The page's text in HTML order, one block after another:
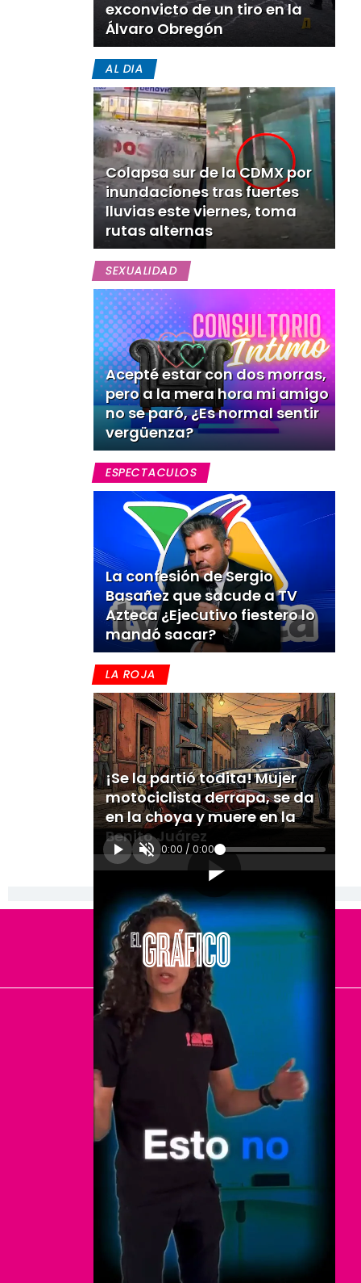
exconvicto de un tiro en la
Álvaro Obregón
AL DIA
Colapsa sur de la CDMX por
inundaciones tras fuertes
lluvias este viernes, toma
rutas alternas
SEXUALIDAD
Acepté estar con dos morras,
pero a la mera hora mi amigo
no se paró, ¿Es normal sentir
vergüenza?
ESPECTACULOS
La confesión de Sergio
Basañez que sacude a TV
Azteca ¿Ejecutivo fiestero lo
mandó sacar?
LA ROJA
¡Se la partió todita! Mujer
motociclista derrapa, se da
en la choya y muere en la
Benito Juárez
0:00 / 0:00
[Publicidad]
El Universal
De 10 sports
DeDinero
Confabulario
Aviso Oportuno